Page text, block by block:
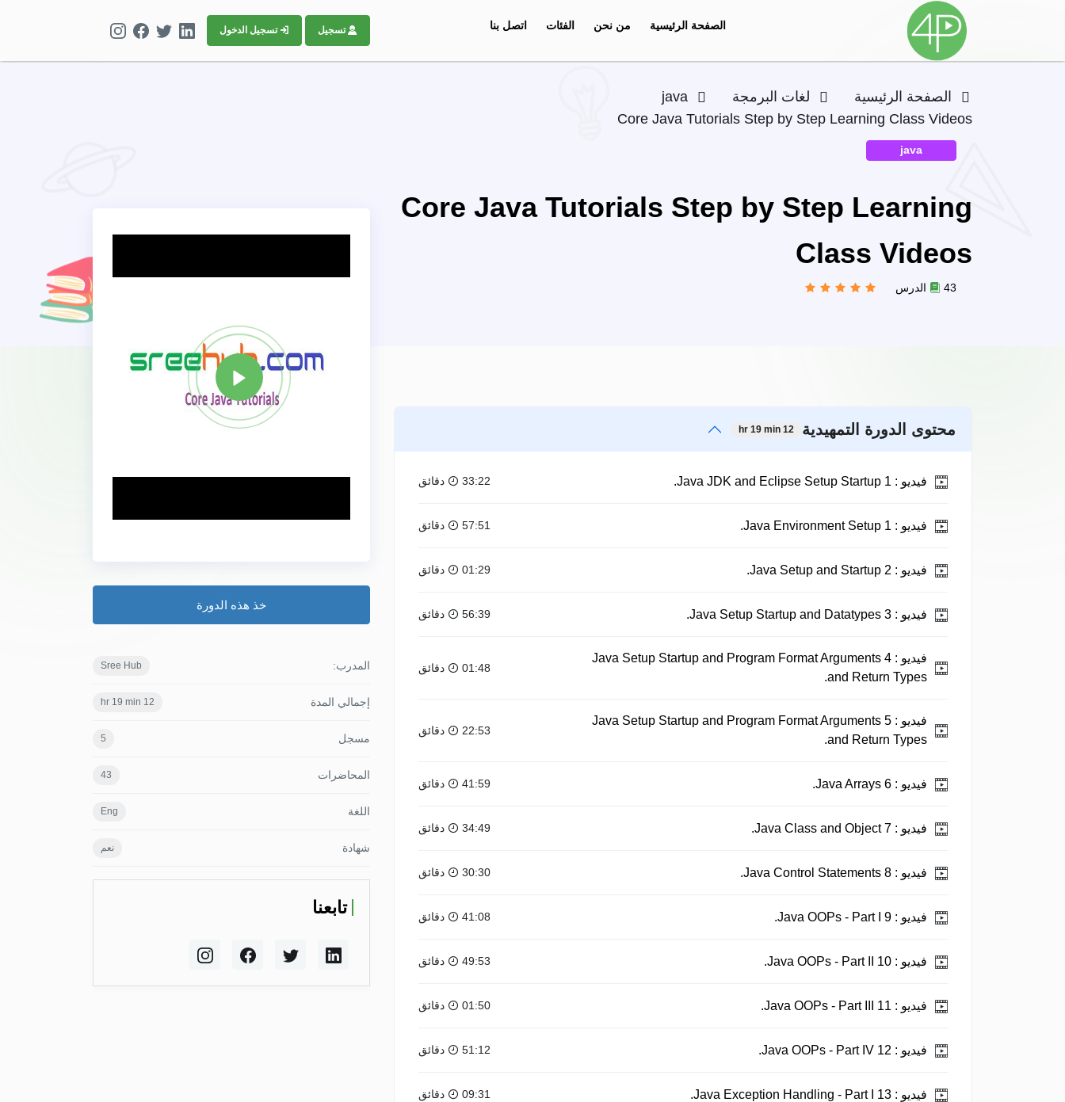
الصفحة الرئيسية من نحن الفئات اتصل بنا تسجيل تسجيل الدخول
الصفحة الرئيسية لغات البرمجة
java
Core Java Tutorials Step by Step Learning Class Videos
java
Core Java Tutorials Step by Step Learning
Class Videos
43 الدرس
محتوى الدورة التمهيدية 12 hr 19 min
فيديو : 33:22 دقائق
فيديو : 57:51 دقائق
فيديو : 01:29 دقائق
فيديو : 56:39 دقائق
فيديو :
4 Java Setup Startup and Program Format Arguments
and Return Types.
01:48 دقائق
فيديو :
5 Java Setup Startup and Program Format Arguments
and Return Types.
22:53 دقائق
فيديو : 41:59 دقائق
فيديو : 34:49 دقائق
فيديو : 30:30 دقائق
فيديو : 41:08 دقائق
فيديو : 49:53 دقائق
فيديو : 01:50 دقائق
فيديو : 51:12 دقائق
فيديو : 09:31 دقائق
خذ هذه الدورة
المدرب: Sree Hub
إجمالي المدة 12 hr 19 min
مسجل 5
المحاضرات 43
اللغة Eng
شهادة نعم
تابعنا